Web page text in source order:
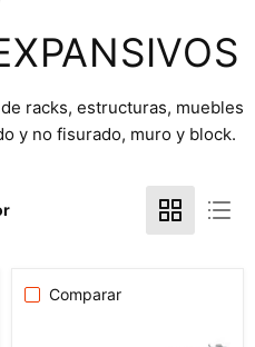
racks, estructuras, muebles
y no fisurado, muro y block.
Comparar